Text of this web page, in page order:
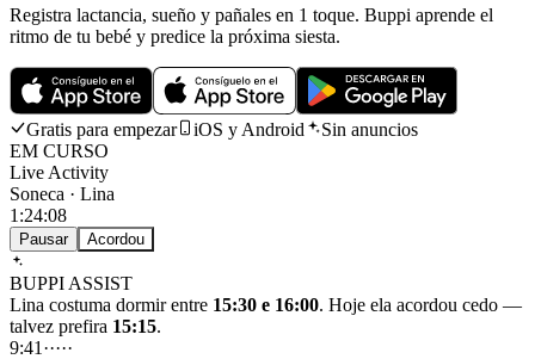
Registra lactancia, sueño y pañales en 1 toque. Buppi aprende el
ritmo de tu bebé y predice la próxima siesta.
Gratis para empezar iOS y Android
Sin anuncios
EM CURSO
Live Activity
Soneca · Lina
1:24:08
Pausar Acordou
BUPPI ASSIST
Lina costuma dormir entre 15:30 e 16:00. Hoje ela acordou cedo —
talvez prefira 15:15.
9:41 ·····